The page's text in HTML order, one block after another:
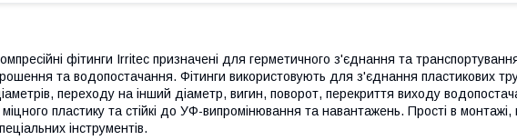
фітинги Irritec призначені для герметичного з'єднання та
та водопостачання. Фітинги використовують для з'єднання пластикових
переходу на інший діаметр, вигин, поворот, перекриття виходу
міцного пластику та стійкі до УФ-випромінювання та навантажень. Прості в
інструментів.